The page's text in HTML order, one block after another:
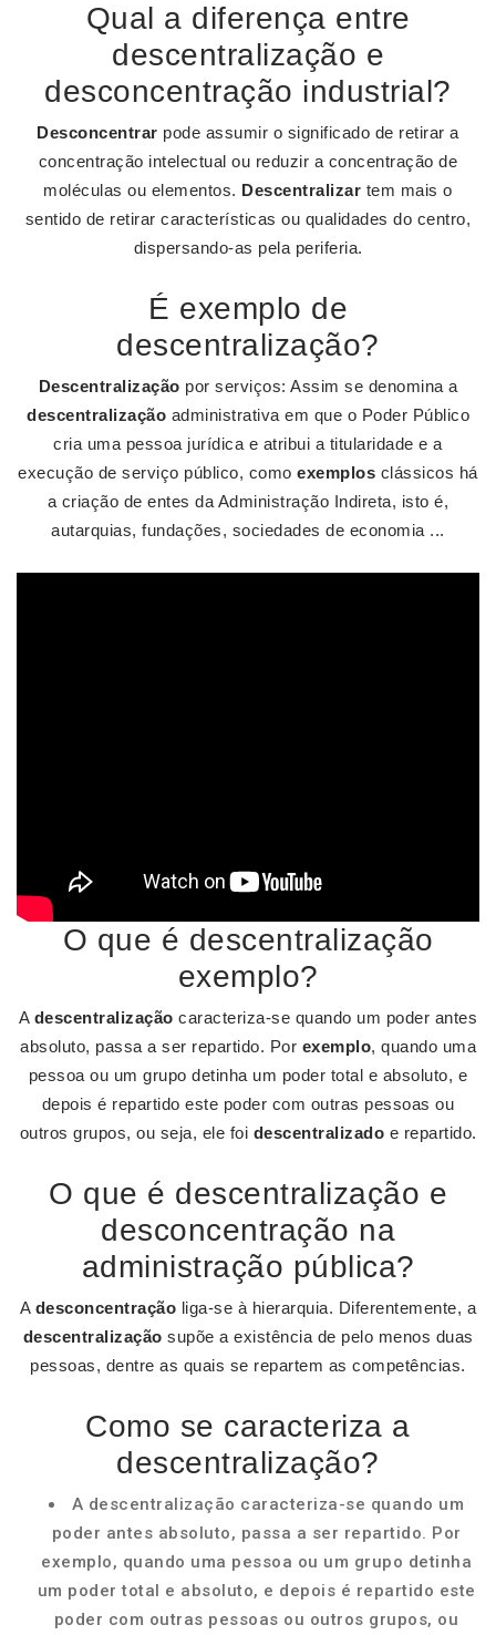
Qual a diferença entre
descentralização e
desconcentração industrial?
Desconcentrar pode assumir o significado de retirar a
concentração intelectual ou reduzir a concentração de
moléculas ou elementos. Descentralizar tem mais o
sentido de retirar características ou qualidades do centro,
dispersando-as pela periferia.
É exemplo de
descentralização?
Descentralização por serviços: Assim se denomina a
descentralização administrativa em que o Poder Público
cria uma pessoa jurídica e atribui a titularidade e a
execução de serviço público, comoexemplos clássicos há
a criação de entes da Administração Indireta, isto é,
autarquias, fundações, sociedades de economia ...
O que é descentralização
exemplo?
A descentralização caracteriza-se quando um poder antes
absoluto, passa a ser repartido. Por exemplo, quando uma
pessoa ou um grupo detinha um poder total e absoluto, e
depois é repartido este poder com outras pessoas ou
outros grupos, ou seja, ele foi descentralizado e repartido.
O que é descentralização e
desconcentração na
administração pública?
A desconcentração liga-se à hierarquia. Diferentemente, a
descentralização supõe a existência de pelo menos duas
pessoas, dentre as quais se repartem as competências.
Como se caracteriza a
descentralização?
A descentralização caracteriza-se quando um
poder antes absoluto, passa a ser repartido. Por
exemplo, quando uma pessoa ou um grupo detinha
um poder total e absoluto, e depois é repartido este
poder com outras pessoas ou outros grupos, ou